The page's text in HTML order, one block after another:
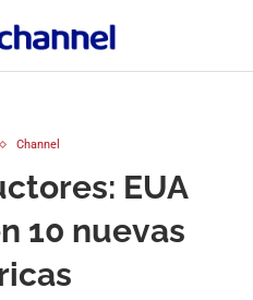
Channel
EUA
10 nuevas